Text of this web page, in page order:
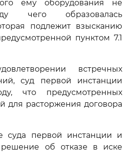
ему оборудования не
чего образовалась
подлежит взысканию
пунктом 7.1
встречных
суд первой инстанции
что предусмотренных
для расторжения договора
суда первой инстанции и
об отказе в иске